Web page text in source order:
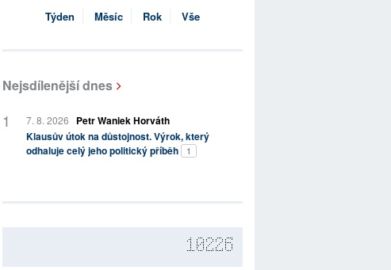
Týden Měsíc Rok Vše
Nejsdílenější dnes
7. 8. 2026
Petr Waniek Horváth
Klausův útok na důstojnost. Výrok, který
odhaluje celý jeho politický příběh
1
10226